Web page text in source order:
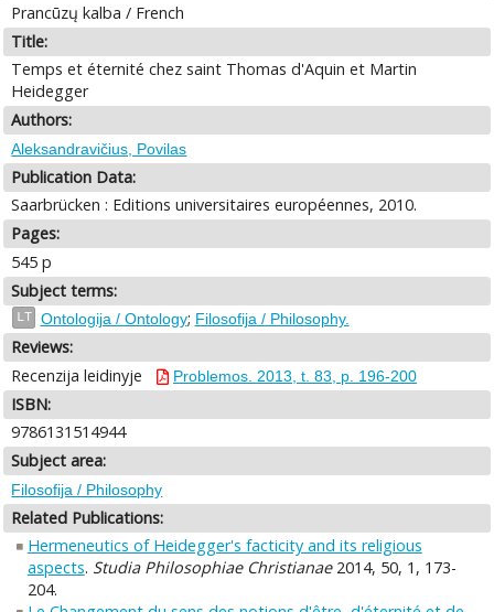
Prancūzų kalba / French
Title:
Temps et éternité chez saint Thomas d'Aquin et Martin
Heidegger
Authors:
Aleksandravičius, Povilas
Publication Data:
Saarbrücken : Editions universitaires européennes, 2010.
Pages:
545 p
Subject terms:
LT Ontologija / Ontology; Filosofija / Philosophy.
Reviews:
Recenzija leidinyje
Problemos. 2013, t. 83, p. 196-200
ISBN:
9786131514944
Subject area:
Filosofija / Philosophy
Related Publications:
Hermeneutics of Heidegger's facticity and its religious
aspects. Studia Philosophiae Christianae2014, 50, 1, 173-
204.